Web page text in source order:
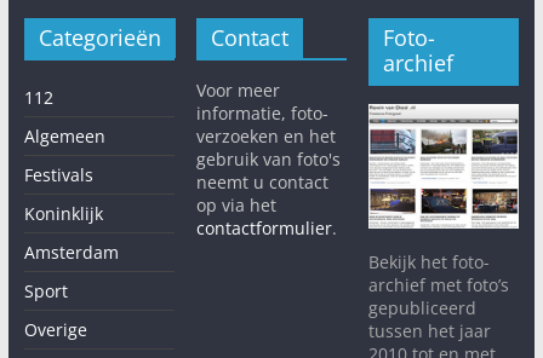
Categorieën
112
Algemeen
Festivals
Koninklijk
Amsterdam
Sport
Overige
Contact
Voor meer
informatie, foto-
verzoeken en het
gebruik van foto's
neemt u contact
op via het
contactformulier.
Foto-
archief
Bekijk het foto-
archief met foto’s
gepubliceerd
tussen het jaar
2010 tot en met